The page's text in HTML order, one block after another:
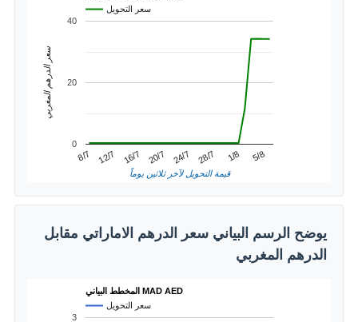
سعر التحويل
8/7 12/7 16/7 20/7 24/7 28/7 1/8 5/8
0
20
40
قيمة التحويل لآخر ثلاثين يوماً
سعر الدرهم المغربي
يوضح الرسم البياني سعر الدرهم الاماراتي مقابل
الدرهم المغربي
المخطط البياني MAD AED
سعر التحويل
3